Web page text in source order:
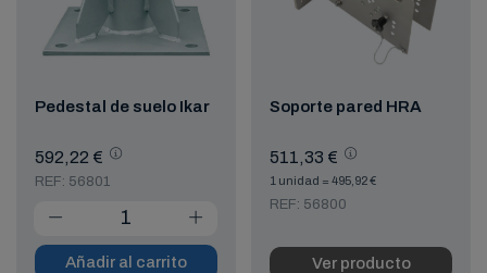
Pedestal de suelo Ikar
592,22 €
REF: 56801
Añadir al carrito
Soporte pared HRA
511,33 €
1 unidad = 495,92 €
REF: 56800
Ver producto